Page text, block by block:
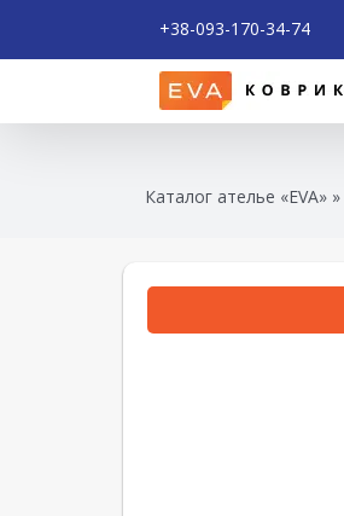
+38-093-170-34-74
Каталог ателье «EVA»»